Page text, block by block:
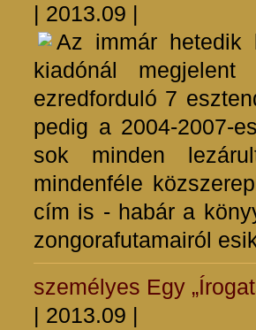
| 2013.09 |
Az immár hetedik
kiadónál
ezredforduló 7
pedig a 2004-2007-
sok minden
mindenféle
cím is - habár a
zongorafutamairól
személyes Egy
| 2013.09 |